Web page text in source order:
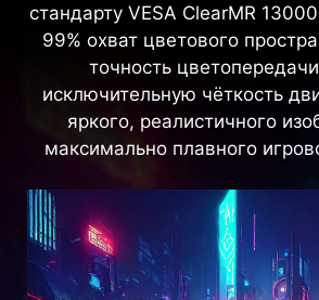
стандарту VESA ClearMR
99% охват цветового
точность
исключительную чёткость
яркого, реалистичного
максимально плавного